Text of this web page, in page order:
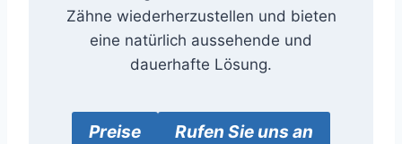
Zähne wiederherzustellen und bieten
eine natürlich aussehende und
dauerhafte Lösung.
Preise Rufen Sie uns an